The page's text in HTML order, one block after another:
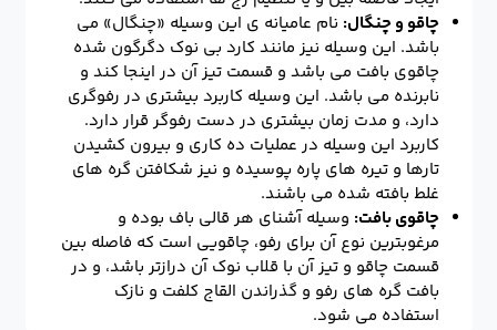
چاقو و چنگال: نام عامیانه ی این وسیله «چنگال» می
باشد. این وسیله نیز مانند کارد بی نوک دگرگون شده
چاقوی بافت می باشد و قسمت تیز آن در اینجا کند و
نابرنده می باشد. این وسیله کاربرد بیشتری در رفوگری
دارد، و مدت زمان بیشتری در دست رفوگر قرار دارد.
کاربرد این وسیله در عملیات ده کاری و بیرون کشیدن
تارها و تیره های پاره پوسیده و نیز شکافتن گره های
غلط بافته شده می باشند.
چاقوی بافت: وسیله آشنای هر قالی باف بوده و
مرغوبترین نوع آن برای رفو، چاقویی است که فاصله بین
قسمت چاقو و تیز آن با قلاب نوک آن درازتر باشد، و در
بافت گره های رفو و گذراندن القاج کلفت و نازک
استفاده می شود.